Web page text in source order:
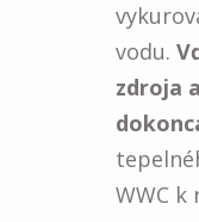
vodu.
zdroja
WWC